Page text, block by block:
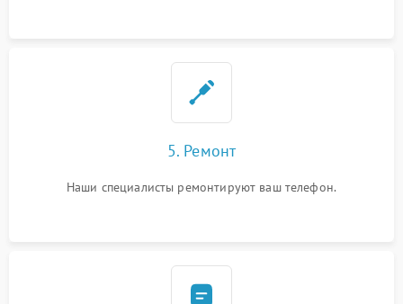
5. Ремонт
Наши специалисты ремонтируют ваш телефон.